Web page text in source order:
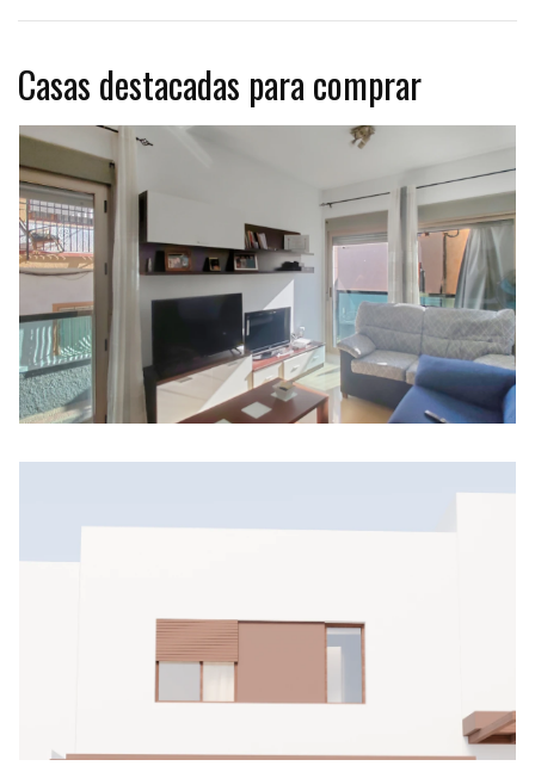
Casas destacadas para comprar
VERA PUEBLO
137.500 €